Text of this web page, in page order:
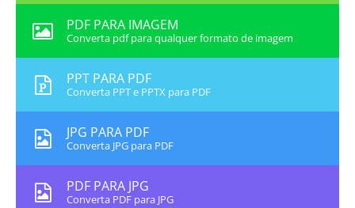
PDF PARA IMAGEM
Converta pdf para qualquer formato de imagem
PPT PARA PDF
Converta PPT e PPTX para PDF
JPG PARA PDF
Converta JPG para PDF
PDF PARA JPG
Converta PDF para JPG